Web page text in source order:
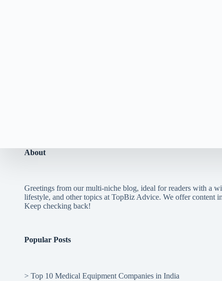
About
Greetings from our multi-niche blog, ideal for readers with a
lifestyle, and other topics at TopBiz Advice. We offer content
Keep checking back!
Popular Posts
> Top 10 Medical Equipment Companies in India